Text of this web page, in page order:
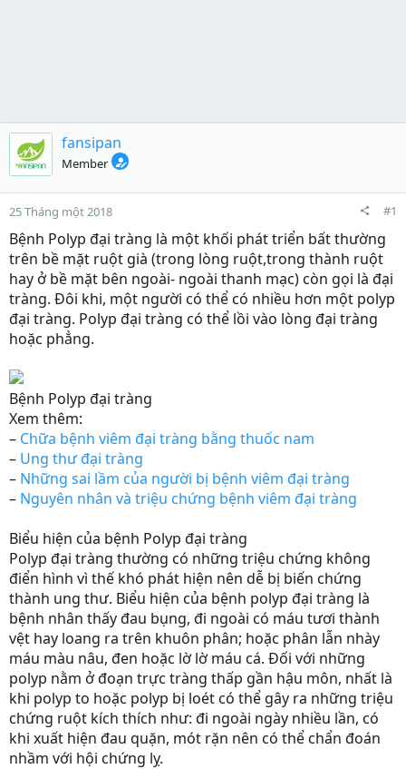
fansipan
Member
25 Tháng một 2018 #1
Bệnh Polyp đại tràng là một khối phát triển bất thường
trên bề mặt ruột già (trong lòng ruột,trong thành ruột
hay ở bề mặt bên ngoài- ngoài thanh mạc) còn gọi là đại
tràng. Đôi khi, một người có thể có nhiều hơn một polyp
đại tràng. Polyp đại tràng có thể lồi vào lòng đại tràng
hoặc phẳng.
Bệnh Polyp đại tràng
Xem thêm:
– Chữa bệnh viêm đại tràng bằng thuốc nam
– Ung thư đại tràng
– Những sai lầm của người bị bệnh viêm đại tràng
– Nguyên nhân và triệu chứng bệnh viêm đại tràng
Biểu hiện của bệnh Polyp đại tràng
Polyp đại tràng thường có những triệu chứng không
điển hình vì thế khó phát hiện nên dễ bị biến chứng
thành ung thư. Biểu hiện của bệnh polyp đại tràng là
bệnh nhân thấy đau bụng, đi ngoài có máu tươi thành
vệt hay loang ra trên khuôn phân; hoặc phân lẫn nhày
máu màu nâu, đen hoặc lờ lờ máu cá. Đối với những
polyp nằm ở đoạn trực tràng thấp gần hậu môn, nhất là
khi polyp to hoặc polyp bị loét có thể gây ra những triệu
chứng ruột kích thích như: đi ngoài ngày nhiều lần, có
khi xuất hiện đau quặn, mót rặn nên có thể chẩn đoán
nhầm với hội chứng lỵ.